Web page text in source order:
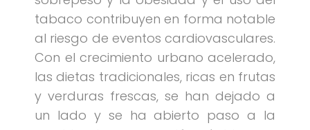
tabaco contribuyen en forma notable
al riesgo de eventos cardiovasculares.
Con el crecimiento urbano acelerado,
las dietas tradicionales, ricas en frutas
y verduras frescas, se han dejado a
un lado y se ha abierto paso a la